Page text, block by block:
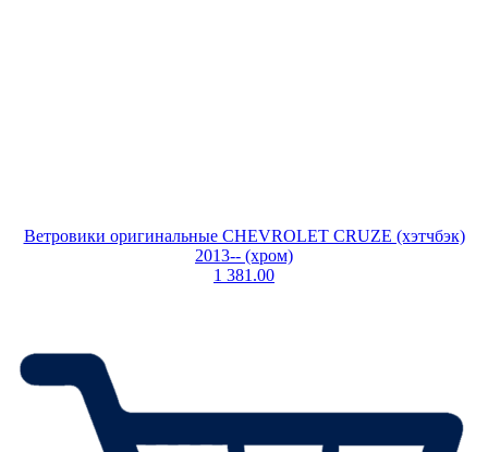
Ветровики оригинальные CHEVROLET CRUZE (хэтчбэк)
2013-- (хром)
1 381.00